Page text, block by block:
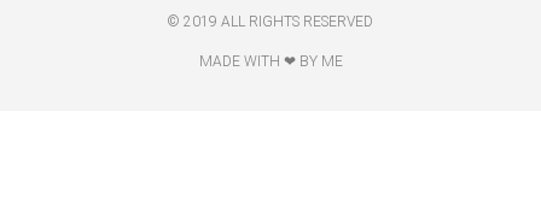
© 2019 ALL RIGHTS RESERVED
MADE WITH ❤ BY ME